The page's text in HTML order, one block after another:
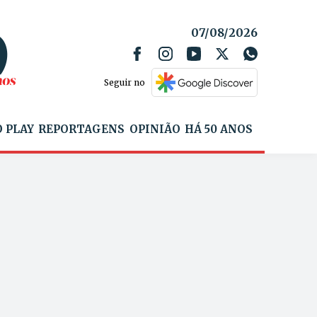
07/08/2026
Seguir no
PLAY REPORTAGENS OPINIÃO HÁ 50 ANOS